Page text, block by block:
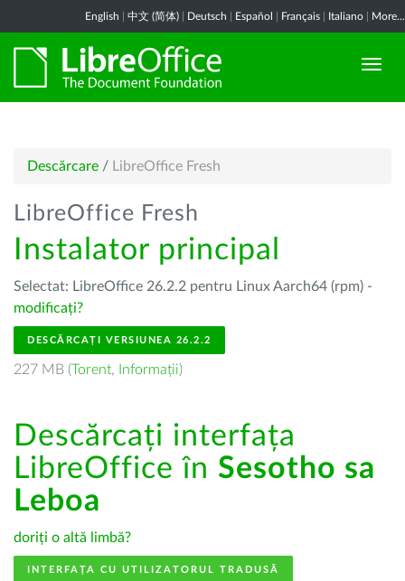
English 中文 (简体) Deutsch Español Français Italiano More...
Descărcare / LibreOffice Fresh
LibreOffice Fresh
Instalator principal
Selectat: LibreOffice 26.2.2 pentru Linux Aarch64 (rpm) -
modificați?
DESCĂRCAȚI VERSIUNEA 26.2.2
227 MB (Torent, Informații)
Descărcați interfața
LibreOffice în Sesotho sa
Leboa
doriți o altă limbă?
INTERFAȚA CU UTILIZATORUL TRADUSĂ